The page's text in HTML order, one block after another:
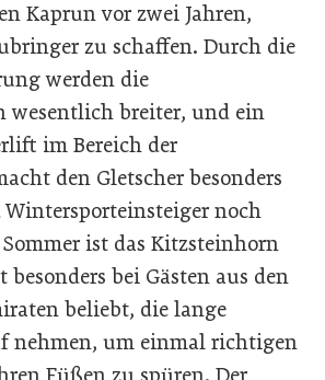
Kaprun vor zwei Jahren,
zu schaffen. Durch die
werden die
wesentlich breiter, und ein
im Bereich der
den Gletscher besonders
noch
ist das Kitzsteinhorn
bei Gästen aus den
beliebt, die lange
nehmen, um einmal richtigen